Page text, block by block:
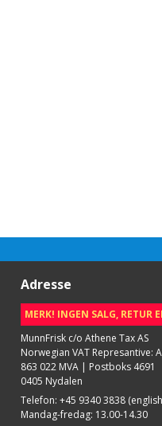
Adresse
MERK! INGEN SALG, RETUR
MunnFrisk c/o Athene Tax AS
Norwegian VAT Represantive:
863 022 MVA | Postboks 4691
0405 Nydalen
Telefon: +45 9340 3838
Mandag-fredag: 13.00-14.30